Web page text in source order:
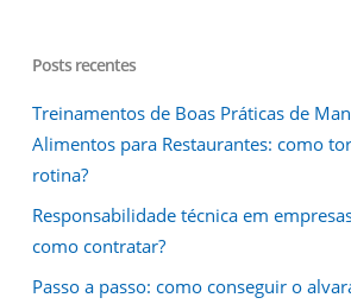
Posts recentes
Treinamentos de Boas Práticas de
Alimentos para Restaurantes: como
rotina?
Responsabilidade técnica em
como contratar?
Passo a passo: como conseguir o